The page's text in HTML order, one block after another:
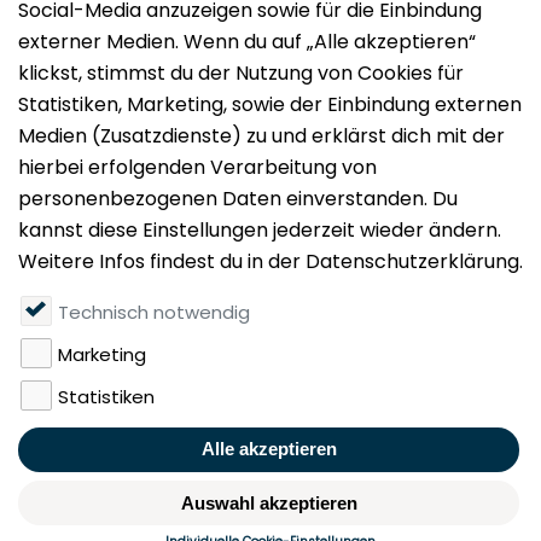
Impressum
Datenschutz
Nutzungsbedingungen
Mieten
Vermieten
Über uns
Presse
Geldwäschegesetz
Rufen Sie uns gerne an:
+49 (0)40 349 14 194